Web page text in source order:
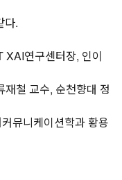
다.
연구센터장, 인이
철 교수, 순천향대 정
뮤니케이션학과 황용